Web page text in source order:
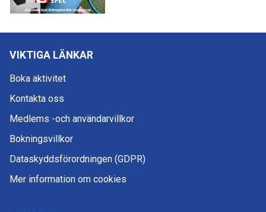
VIKTIGA LÄNKAR
Boka aktivitet
Kontakta oss
Medlems -och användarvillkor
Bokningsvillkor
Dataskyddsförordningen (GDPR)
Mer information om cookies